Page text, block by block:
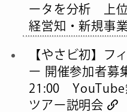
ータを分析 上
経営知・新規事
【やさビ初】フ
ー 開催参加者募
21:00 YouTube
ツアー説明会